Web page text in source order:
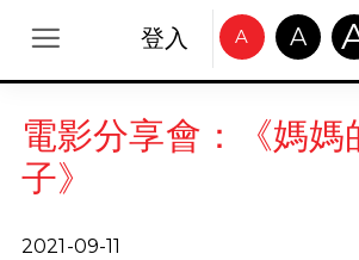
登入 A A
電影分享會：《媽媽
子》
2021-09-11